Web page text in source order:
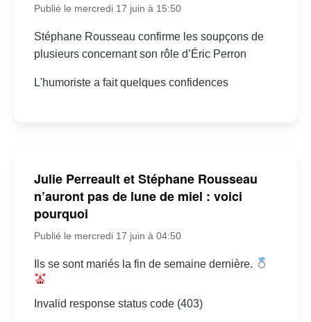
Publié le mercredi 17 juin à 15:50
Stéphane Rousseau confirme les soupçons de
plusieurs concernant son rôle d’Éric Perron
L'humoriste a fait quelques confidences
Julie Perreault et Stéphane Rousseau
n’auront pas de lune de miel : voici
pourquoi
Publié le mercredi 17 juin à 04:50
Ils se sont mariés la fin de semaine dernière.
Invalid response status code (403)